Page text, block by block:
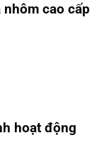
cao cấp
hoạt động